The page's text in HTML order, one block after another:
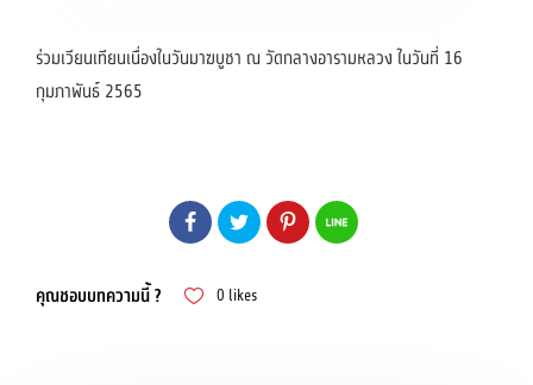
ร่วมเวียนเทียนเนื่องในวันมาฆบูชา ณ วัดกลางอารามหลวง ในวันที่ 16
กุมภาพันธ์ 2565
คุณชอบบทความนี้ ? 0 likes